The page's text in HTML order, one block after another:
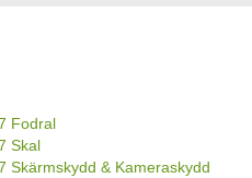
Fodral
Skal
Skärmskydd & Kameraskydd